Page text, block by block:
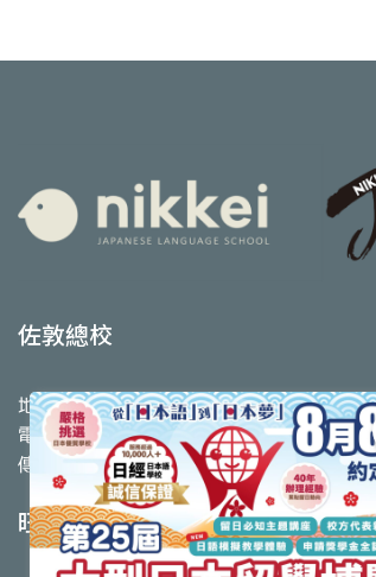
佐敦總校
地址：九龍佐敦道9-11號高基大廈2樓
電話：2770 0993
傳真：2782 5328
旺角校